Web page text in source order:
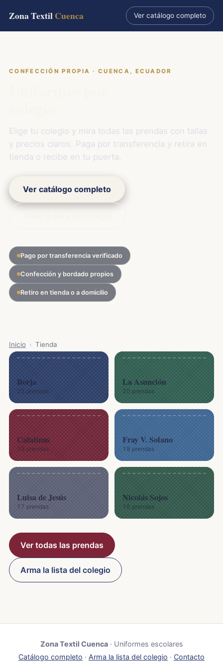
Zona TextilCuenca Ver catálogo completo
CONFECCIÓN PROPIA · CUENCA, ECUADOR
Elige tu colegio y mira todas las prendas con tallas
y precios claros. Paga por transferencia y retira en
tienda o recibe en tu puerta.
Ver catálogo completo
Pago por transferencia verificado
Confección y bordado propios
Retiro en tienda o a domicilio
Inicio › Tienda
Borja
25 prendas
La Asunción
20 prendas
Catalinas
19 prendas
Fray V. Solano
18 prendas
Luisa de Jesús
17 prendas
Nicolás Sojos
16 prendas
Ver todas las prendas
Arma la lista del colegio
Zona Textil Cuenca· Uniformes escolares
Catálogo completo · Arma la lista del colegio · Contacto